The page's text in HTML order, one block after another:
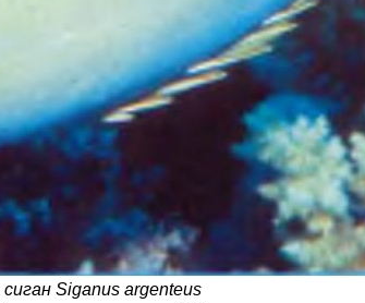
Siganus argenteus